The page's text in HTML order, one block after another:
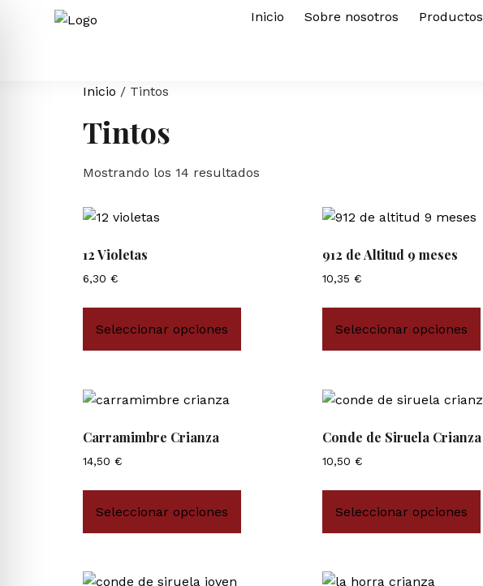
Inicio Sobre nosotros Productos
Inicio / Tintos
Tintos
Mostrando los 14 resultados
12 Violetas
6,30 €
Seleccionar opciones
912 de Altitud 9 meses
10,35 €
Seleccionar opciones
Carramimbre Crianza
14,50 €
Seleccionar opciones
Conde de Siruela Crianza
10,50 €
Seleccionar opciones